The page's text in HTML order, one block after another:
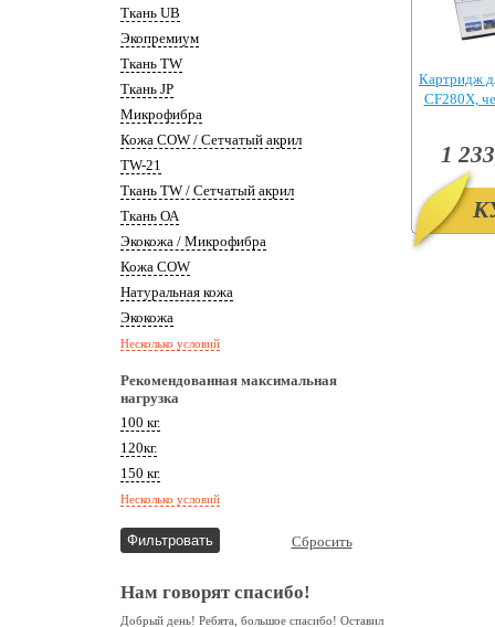
Ткань UB
Экопремиум
Ткань TW
Ткань JP
Микрофибра
Кожа COW / Сетчатый акрил
TW-21
Ткань TW / Сетчатый акрил
Ткань ОА
Экокожа / Микрофибра
Кожа COW
Натуральная кожа
Экокожа
Несколько условий
Рекомендованная максимальная
нагрузка
100 кг.
120кг.
150 кг.
Несколько условий
Сбросить
Нам говорят спасибо!
Добрый день! Ребята, большое спасибо! Оставил
Картридж
CF280X,
1